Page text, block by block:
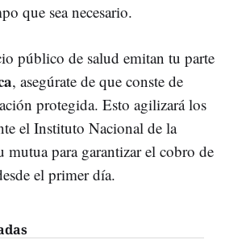
que sea necesario.
público de salud emitan tu parte
, asegúrate de que conste de
protegida. Esto agilizará los
el Instituto Nacional de la
mutua para garantizar el cobro de
el primer día.